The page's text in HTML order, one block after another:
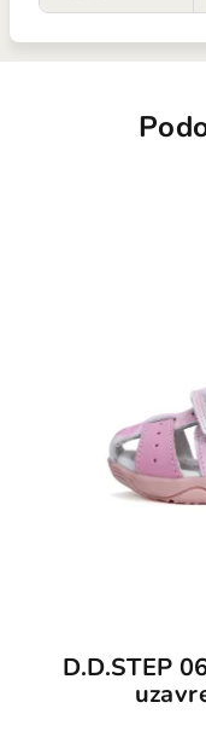
D.D.STEP